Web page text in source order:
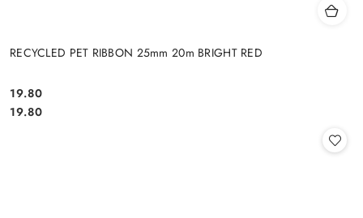
RECYCLED PET RIBBON 25mm 20m BRIGHT RED
Cena:
19.80
Cena:
19.80